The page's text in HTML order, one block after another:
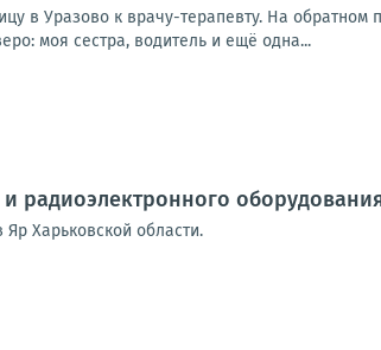
в Уразово к врачу-терапевту. На обратном
моя сестра, водитель и ещё одна...
радиоэлектронного
Харьковской области.